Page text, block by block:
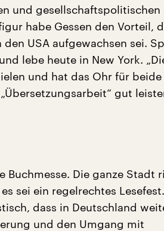
und gesellschaftspolitischen
habe Gessen den Vorteil,
USA aufgewachsen sei.
lebe heute in New York.
und hat das Ohr für beide
gut
Buchmesse. Die ganze Stadt
sei ein regelrechtes
dass in Deutschland
und den Umgang mit